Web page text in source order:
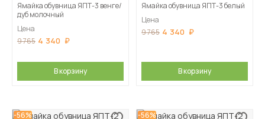
Ямайка обувница ЯПТ-3 венге/
дуб молочный
Цена
9 765 4 340
В корзину
Ямайка обувница ЯПТ-3 белый
Цена
9 765 4 340
В корзину
-56% -56%